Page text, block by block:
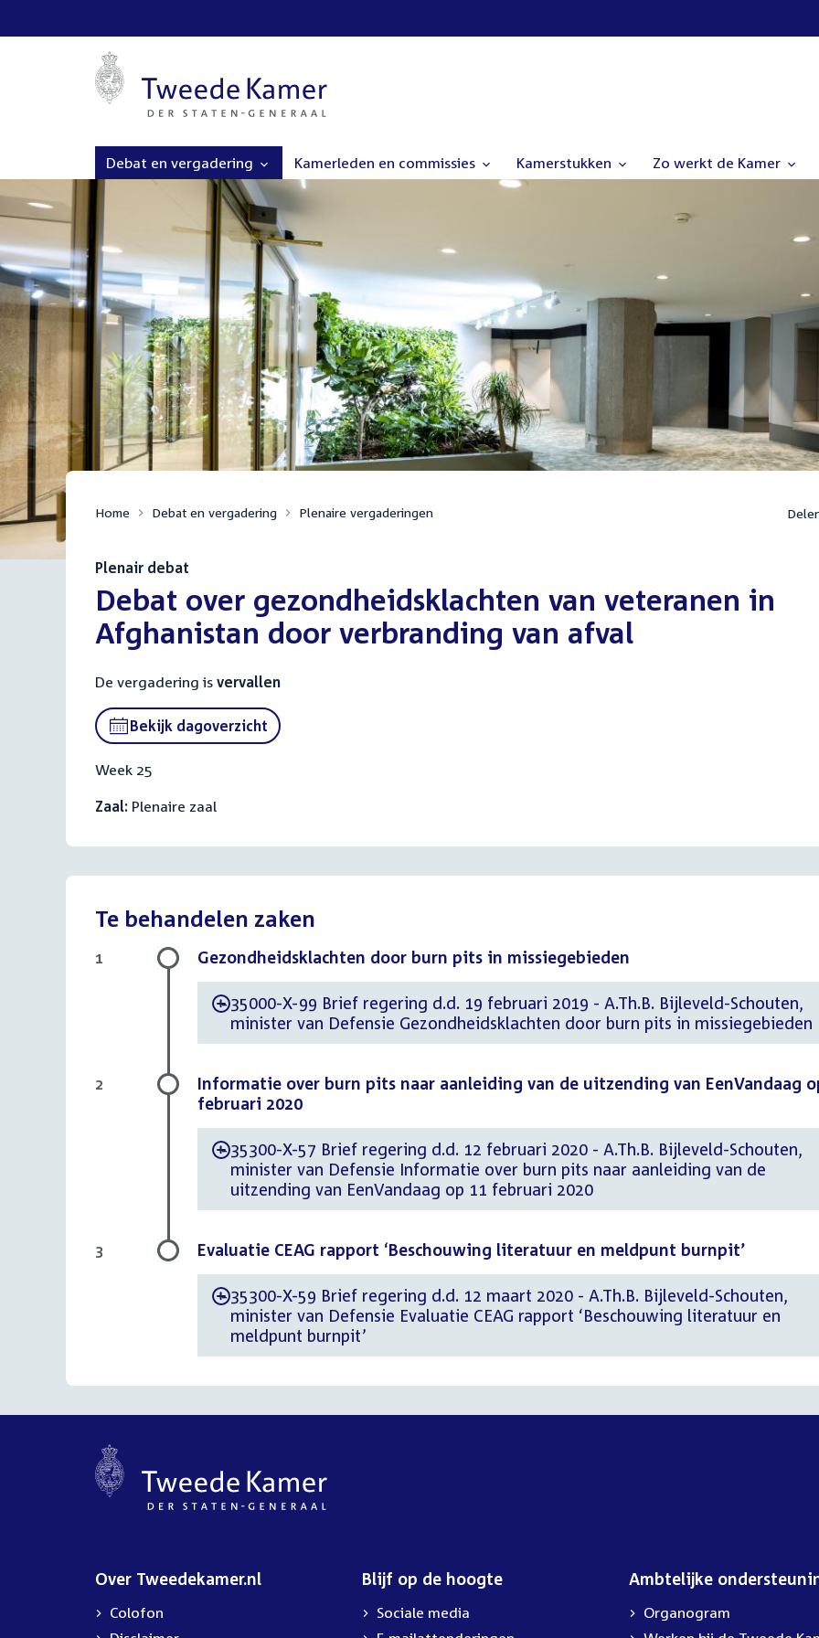
Debat en vergadering Kamerleden en commissies Kamerstukken Zo werkt de Kamer
Home Debat en vergadering Plenaire vergaderingen
Plenair debat
:Debat over gezondheidsklachten van veteranen in
Afghanistan door verbranding van afval
De vergadering is vervallen
Bekijk dagoverzicht
Week 25
Zaal: Plenaire zaal
Te behandelen zaken
Gezondheidsklachten door burn pits in missiegebieden
-35000-X-99 Brief regering d.d. 19 februari 2019 - A.Th.B. Bijleveld-Schouten,
minister van Defensie Gezondheidsklachten door burn pits in missiegebieden
1
Informatie over burn pits naar aanleiding van de uitzending van EenVandaag
februari 2020
-35300-X-57 Brief regering d.d. 12 februari 2020 - A.Th.B. Bijleveld-Schouten,
minister van Defensie Informatie over burn pits naar aanleiding van de
uitzending van EenVandaag op 11 februari 2020
2
Evaluatie CEAG rapport ‘Beschouwing literatuur en meldpunt burnpit’
-35300-X-59 Brief regering d.d. 12 maart 2020 - A.Th.B. Bijleveld-Schouten,
minister van Defensie Evaluatie CEAG rapport ‘Beschouwing literatuur en
meldpunt burnpit’
3
Over Tweedekamer.nl
Colofon
Blijf op de hoogte
Sociale media
Ambtelijke
Organogram